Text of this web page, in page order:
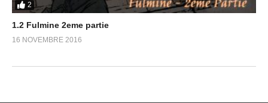
2
1.2 Fulmine 2eme partie
16 NOVEMBRE 2016